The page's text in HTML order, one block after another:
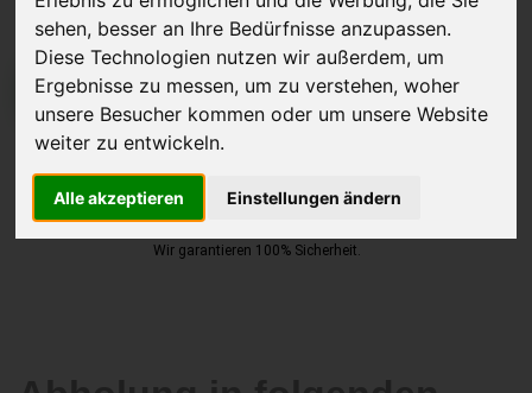
sehen, besser an Ihre Bedürfnisse anzupassen.
Diese Technologien nutzen wir außerdem, um
Ergebnisse zu messen, um zu verstehen, woher
unsere Besucher kommen oder um unsere Website
weiter zu entwickeln.
Alle akzeptieren Einstellungen ändern
JETZT KOSTENLOSE BEWERTUNG
Kostenloses Angebotfür den Ankauf Ihres Autos inklusive der
Abholung, auf Wunsch sofort Geld. Ihre Daten werden nicht mit Dritten
Wir garantieren 100% Sicherheit.